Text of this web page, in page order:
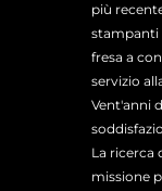
più
stampanti
fresa a
servizio
Vent'anni
La ricerca
missione